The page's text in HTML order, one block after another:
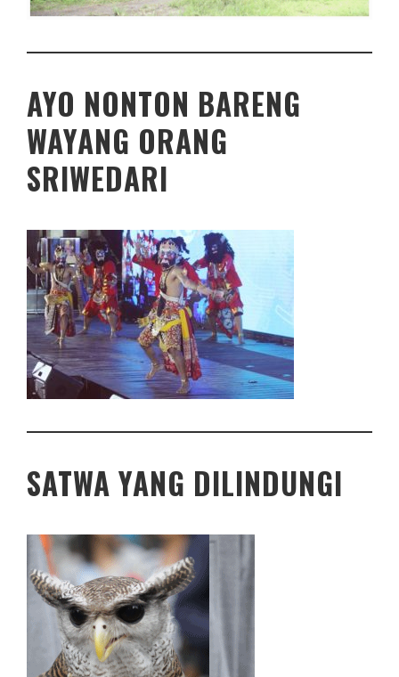
AYO NONTON BARENG
WAYANG ORANG
SRIWEDARI
SATWA YANG DILINDUNGI